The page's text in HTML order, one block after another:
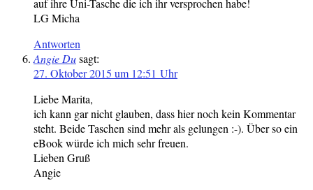
auf ihre Uni-Tasche die ich ihr versprochen habe!
LG Micha
Antworten
Angie Dusagt:
27. Oktober 2015 um 12:51 Uhr
Liebe Marita,
ich kann gar nicht glauben, dass hier noch kein Kommentar
steht. Beide Taschen sind mehr als gelungen :-). Über so ein
eBook würde ich mich sehr freuen.
Lieben Gruß
Angie